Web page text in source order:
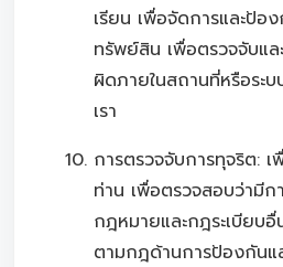
เรียน เพื่อจัดการและป้อ
ทรัพย์สิน เพื่อตรวจจับแล
ผิดภายในสถานที่หรือระ
เรา
การตรวจจับการทุจริต:
ท่าน เพื่อตรวจสอบว่ามี
กฎหมายและกฎระเบียบ
ตามกฎด้านการป้องกันแ